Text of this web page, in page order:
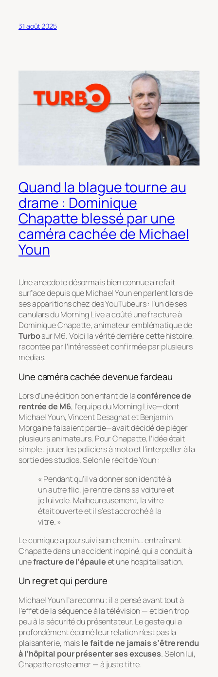
31 août 2025
Quand la blague tourne au
drame : Dominique
Chapatte blessé par une
caméra cachée de Michael
Youn
Une anecdote désormais bien connue a refait
surface depuis que Michael Youn en parlent lors de
ses apparitions chez des YouTubeurs : l’un de ses
canulars duMorning Livea coûté une fracture à
Dominique Chapatte, animateur emblématique de
Turbosur M6. Voici la vérité derrière cette histoire,
racontée par l’intéressé et confirmée par plusieurs
médias.
Une caméra cachée devenue fardeau
Lors d’une édition bon enfant de laconférence de
rentrée de M6, l’équipe duMorning Live—dont
Michael Youn, Vincent Desagnat et Benjamin
Morgaine faisaient partie—avait décidé de piéger
plusieurs animateurs. Pour Chapatte, l’idée était
simple : jouer les policiers à moto et l’interpeller à la
sortie des studios. Selon le récit de Youn :
« Pendant qu’il va donner son identité à
un autre flic, je rentre dans sa voiture et
je lui vole. Malheureusement, la vitre
était ouverte et il s’est accroché à la
vitre. »
Le comique a poursuivi son chemin… entraînant
Chapatte dans un accident inopiné, qui a conduit à
unefracture de l’épauleet une hospitalisation.
Un regret qui perdure
Michael Youn l’a reconnu : il a pensé avant tout à
l’effet de la séquence à la télévision — et bien trop
peu à la sécurité du présentateur. Le geste qui a
profondément écorné leur relation n’est pas la
plaisanterie, maisle fait de ne jamais s’être rendu
à l’hôpital pour présenter ses excuses. Selon lui,
Chapatte reste amer — à juste titre.